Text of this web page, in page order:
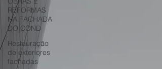
REFORMAS
NA FACHADA
DO COND
Restauração
de exteriores
fachadas